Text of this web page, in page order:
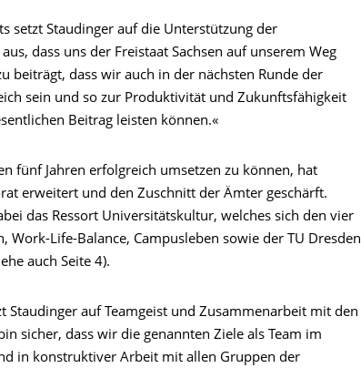
setzt Staudinger auf die Unterstützung der
dass uns der Freistaat Sachsen auf unserem Weg
beiträgt, dass wir auch in der nächsten Runde der
sein und so zur Produktivität und Zukunftsfähigkeit
Beitrag leisten können.«
fünf Jahren erfolgreich umsetzen zu können, hat
erweitert und den Zuschnitt der Ämter geschärft.
das Ressort Universitätskultur, welches sich den vier
Work-Life-Balance, Campusleben sowie der TU Dresden
auch Seite 4).
Staudinger auf Teamgeist und Zusammenarbeit mit den
sicher, dass wir die genannten Ziele als Team im
in konstruktiver Arbeit mit allen Gruppen der